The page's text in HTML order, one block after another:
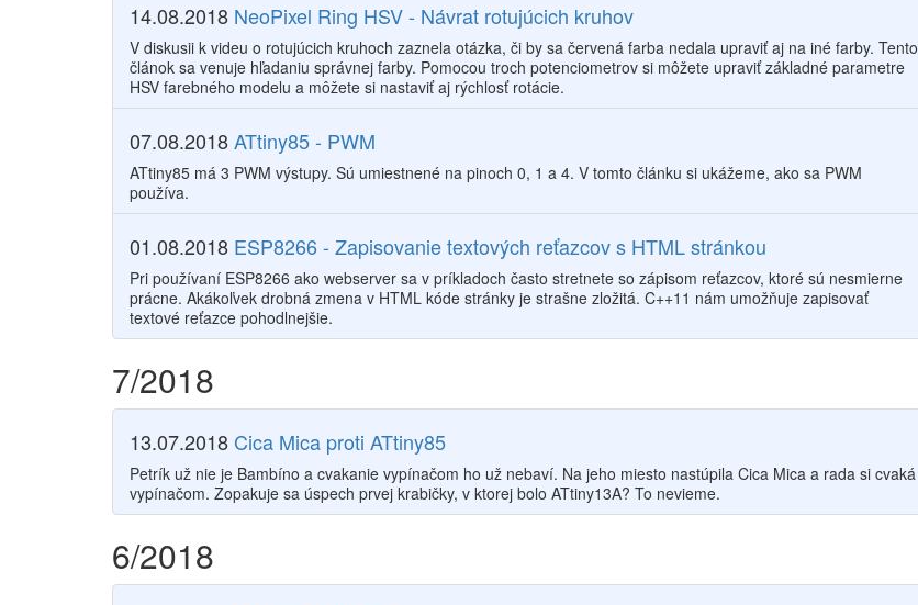
14.08.2018 NeoPixel Ring HSV - Návrat rotujúcich kruhov
V diskusii k videu o rotujúcich kruhoch zaznela otázka, či by sa červená farba nedala upraviť aj na iné farby. Tento
článok sa venuje hľadaniu správnej farby. Pomocou troch potenciometrov si môžete upraviť základné parametre
HSV farebného modelu a môžete si nastaviť aj rýchlosť rotácie.
07.08.2018ATtiny85 - PWM
ATtiny85 má 3 PWM výstupy. Sú umiestnené na pinoch 0, 1 a 4. V tomto článku si ukážeme, ako sa PWM
používa.
01.08.2018 ESP8266 - Zapisovanie textových reťazcov s HTML stránkou
Pri používaní ESP8266 ako webserver sa v príkladoch často stretnete so zápisom reťazcov, ktoré sú nesmierne
prácne. Akákoľvek drobná zmena v HTML kóde stránky je strašne zložitá. C++11 nám umožňuje zapisovať
textové reťazce pohodlnejšie.
7/2018
13.07.2018 Cica Mica proti ATtiny85
Petrík už nie je Bambíno a cvakanie vypínačom ho už nebaví. Na jeho miesto nastúpila Cica Mica a rada si cvaká
vypínačom. Zopakuje sa úspech prvej krabičky, v ktorej bolo ATtiny13A? To nevieme.
6/2018